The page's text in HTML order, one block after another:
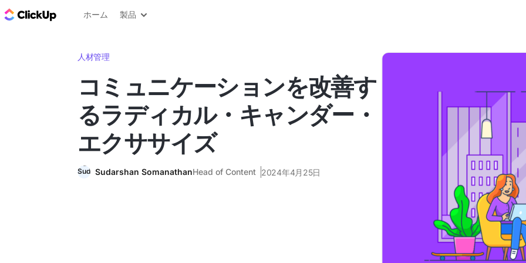
ClickUp ブログ
ホーム 製品
人材管理
コミュニケーションを改善す
るラディカル・キャンダー・
エクササイズ
Sudarshan SomanathanHead of Content 2024年4月25日